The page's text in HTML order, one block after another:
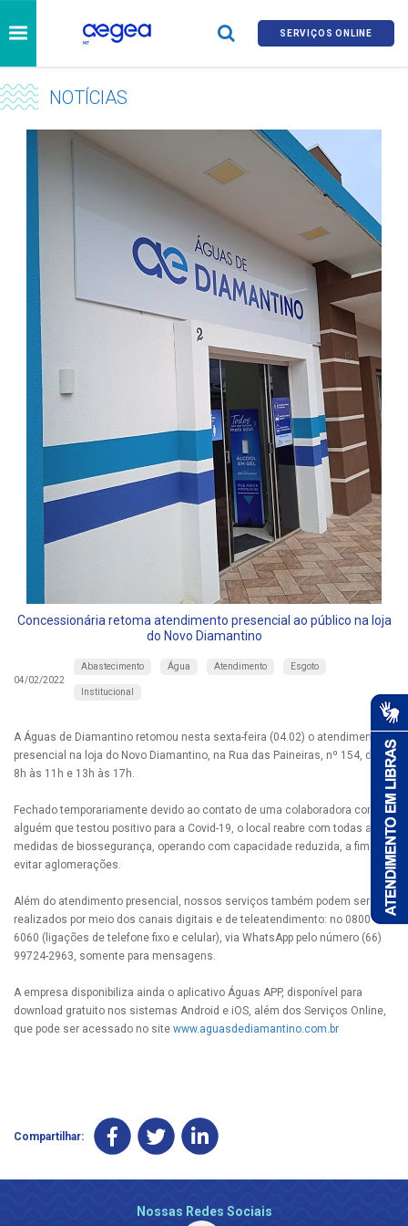
SERVIÇOS ONLINE
NOTÍCIAS
Concessionária retoma atendimento presencial ao público na loja
do Novo Diamantino
04/02/2022
Abastecimento Água Atendimento Esgoto
Institucional
A Águas de Diamantino retomou nesta sexta-feira (04.02) o atendimento
presencial na loja do Novo Diamantino, na Rua das Paineiras, nº 154, das
8h às 11h e 13h às 17h.
Fechado temporariamente devido ao contato de uma colaboradora com
alguém que testou positivo para a Covid-19, o local reabre com todas as
medidas de biossegurança, operando com capacidade reduzida, a fim de
evitar aglomerações.
Além do atendimento presencial, nossos serviços também podem ser
realizados por meio dos canais digitais e de teleatendimento: no 0800 647
6060 (ligações de telefone fixo e celular), via WhatsApp pelo número (66)
99724-2963, somente para mensagens.
A empresa disponibiliza ainda o aplicativo Águas APP, disponível para
download gratuito nos sistemas Android e iOS, além dos Serviços Online,
que pode ser acessado no site www.aguasdediamantino.com.br
Compartilhar:
Nossas Redes Sociais